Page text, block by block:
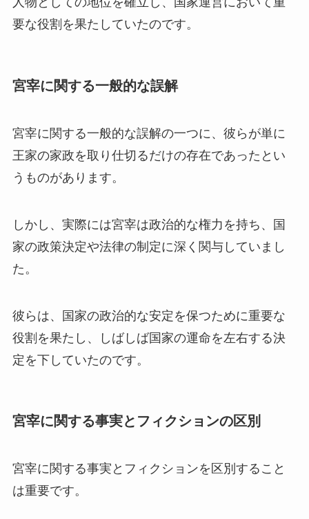
要な役割を果たしていたのです。
宮宰に関する一般的な誤解
宮宰に関する一般的な誤解の一つに、彼らが単に
王家の家政を取り仕切るだけの存在であったとい
うものがあります。
しかし、実際には宮宰は政治的な権力を持ち、国
家の政策決定や法律の制定に深く関与していまし
た。
彼らは、国家の政治的な安定を保つために重要な
役割を果たし、しばしば国家の運命を左右する決
定を下していたのです。
宮宰に関する事実とフィクションの区別
宮宰に関する事実とフィクションを区別すること
は重要です。